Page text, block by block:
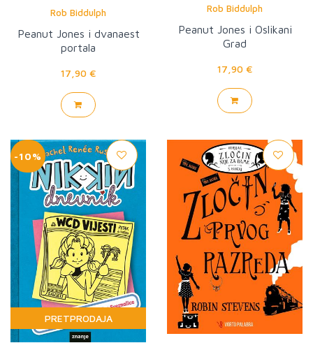
Rob Biddulph
Peanut Jones i dvanaest
portala
17,90 €
Rob Biddulph
Peanut Jones i Oslikani
Grad
17,90 €
-10%
PRETPRODAJA